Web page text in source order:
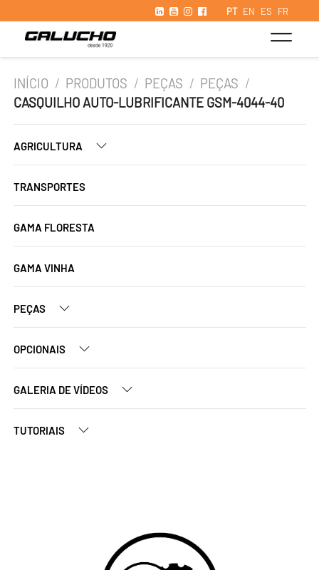
PT EN ES FR
INÍCIO / PRODUTOS / PEÇAS / PEÇAS /
CASQUILHO AUTO-LUBRIFICANTE GSM-4044-40
AGRICULTURA
TRANSPORTES
GAMA FLORESTA
GAMA VINHA
PEÇAS
OPCIONAIS
GALERIA DE VÍDEOS
TUTORIAIS